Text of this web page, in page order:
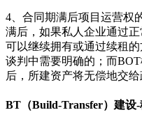
4、合同期满后项目运营权
满后，如果私人企业通过
可以继续拥有或通过续租
谈判中需要明确的；而
后，所建资产将无偿地交给
BT（Build-Transfer）建设-